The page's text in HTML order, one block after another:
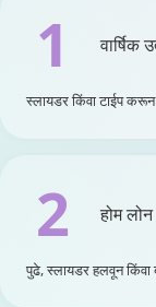
1 वार्षिक
स्लायडर किंवा टाईप करून
2 होम
पुढे, स्लायडर हलवून किंवा